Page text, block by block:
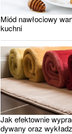
Miód nawłociowy
kuchni
Jak efektownie
dywany oraz